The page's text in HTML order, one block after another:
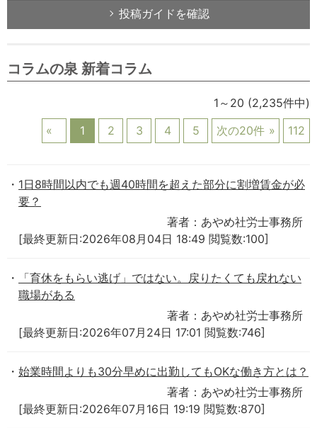
投稿ガイドを確認
コラムの泉 新着コラム
1～20 (2,235件中)
1
2 3 4 5 次の20件 112
1日8時間以内でも週40時間を超えた部分に割増賃金が必
要？
著者：あやめ社労士事務所
[最終更新日:2026年08月04日 18:49 閲覧数:100]
「育休をもらい逃げ」ではない。戻りたくても戻れない
職場がある
著者：あやめ社労士事務所
[最終更新日:2026年07月24日 17:01 閲覧数:746]
始業時間よりも30分早めに出勤してもOKな働き方とは？
著者：あやめ社労士事務所
[最終更新日:2026年07月16日 19:19 閲覧数:870]